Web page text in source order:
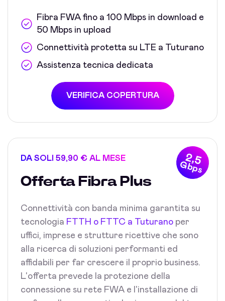
Fibra FWA fino a 100 Mbps in download e
50 Mbps in upload
Connettività protetta su LTE a Tuturano
Assistenza tecnica dedicata
VERIFICA COPERTURA
2,5
Gbps
DA SOLI 59,90 € AL MESE
Offerta Fibra Plus
Connettività con banda minima garantita su
tecnologia FTTH o FTTC a Tuturano per
uffici, imprese e strutture ricettive che sono
alla ricerca di soluzioni performanti ed
affidabili per far crescere il proprio business.
L'offerta prevede la protezione della
connessione su rete FWA e l'installazione di